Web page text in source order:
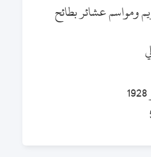
ومواسم عشائر بطائح